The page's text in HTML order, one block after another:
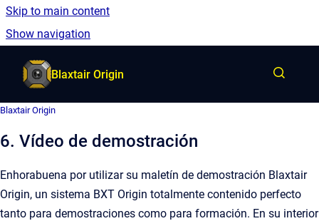
Skip to main content
Show navigation
Go to homepage
Blaxtair Origin
Blaxtair Origin
6. Vídeo de demostración
Enhorabuena por utilizar su maletín de demostración Blaxtair
Origin, un sistema BXT Origin totalmente contenido perfecto
tanto para demostraciones como para formación. En su interior